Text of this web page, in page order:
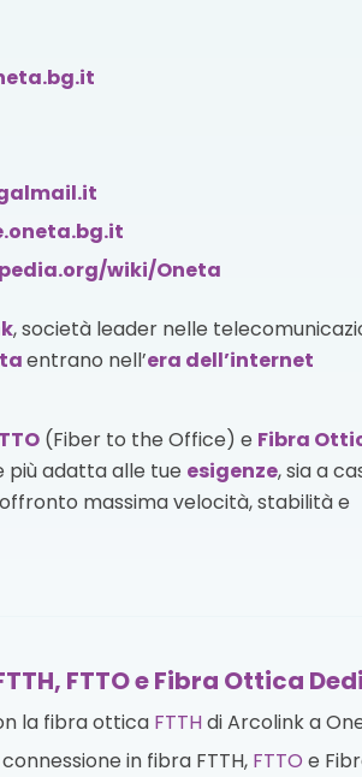
wiki/Oneta
, società leader nelle
entrano nell’era dell’internet
(Fiber to the Office) e Fibra
più adatta alle tue esigenze, sia a
massima velocità, stabilità e
FTTO e Fibra Ottica
la fibra ottica FTTHdi Arcolink a
connessione in fibra FTTH, FTTO e